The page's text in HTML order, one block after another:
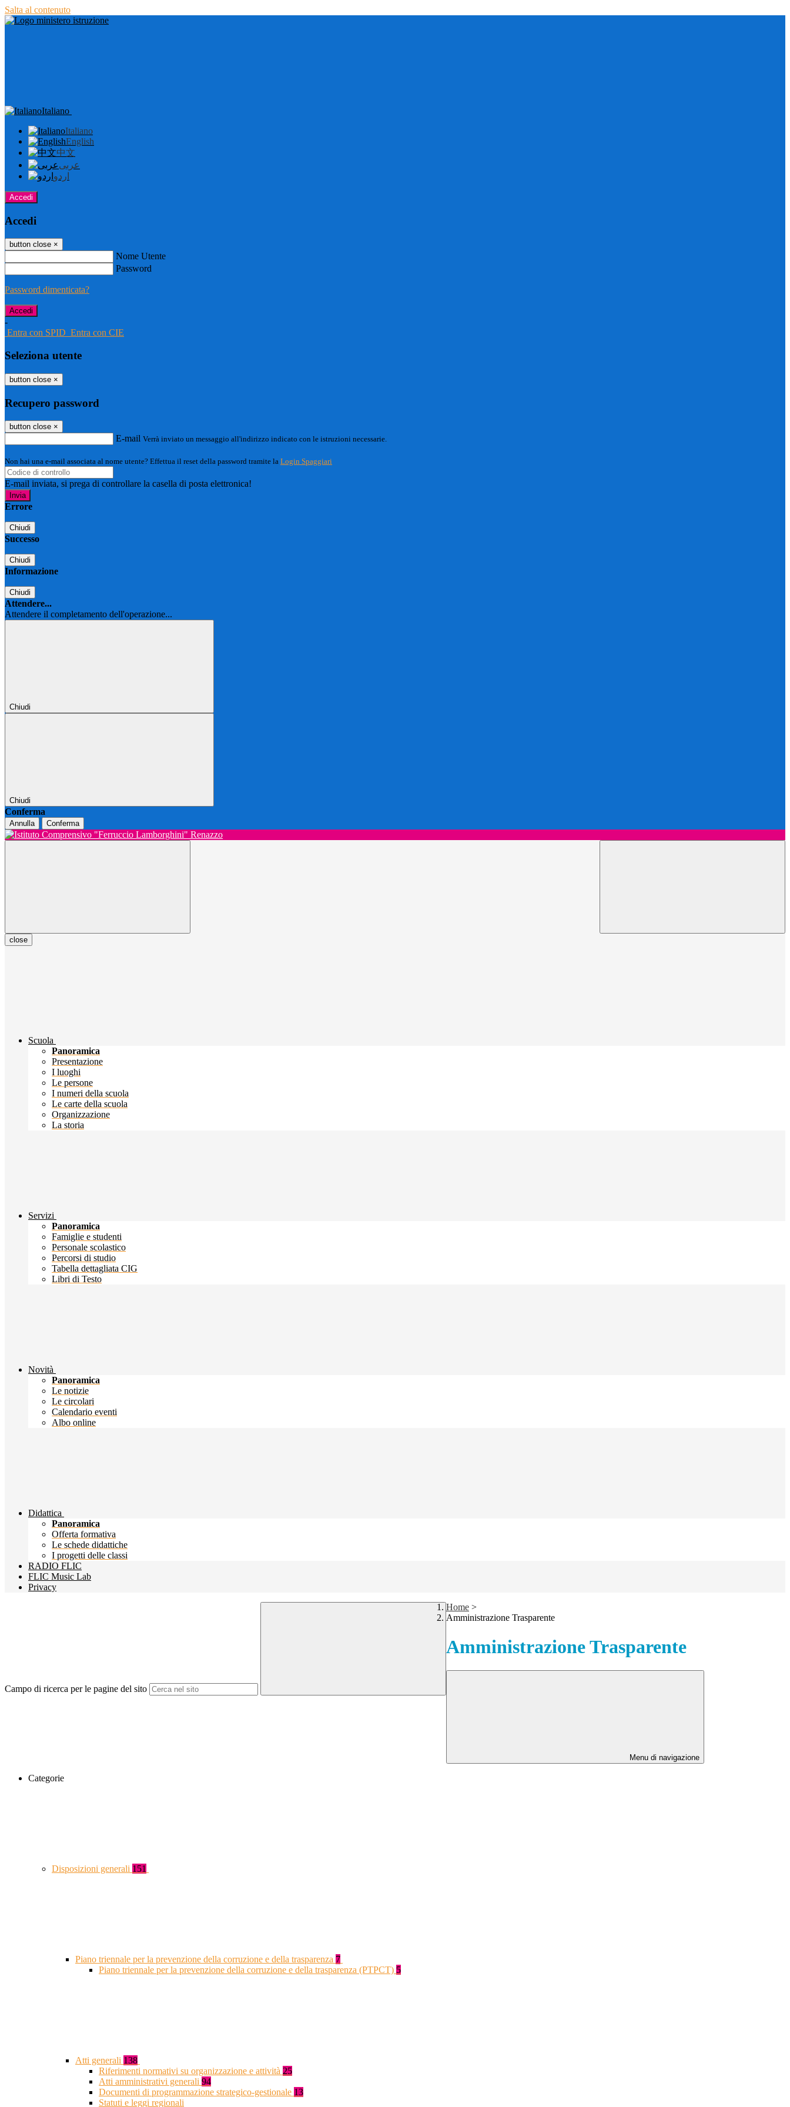
Salta al contenuto
Italiano
Italiano
English
中文
عربى
اردو
Accedi
Accedi
button close ×
Nome Utente
Password
Password dimenticata?
-
Entra con SPID Entra con CIE
Seleziona utente
button close ×
Recupero password
button close ×
E-mail Verrà inviato un messaggio all'indirizzo indicato con le istruzioni necessarie.
Non hai una e-mail associata al nome utente? Effettua il reset della password tramite la Login Spaggiari
E-mail inviata, si prega di controllare la casella di posta elettronica!
Errore
Chiudi
Successo
Chiudi
Informazione
Chiudi
Attendere...
Attendere il completamento dell'operazione...
Chiudi
Chiudi
Conferma
Annulla Conferma
close
Scuola
Panoramica
Presentazione
I luoghi
Le persone
I numeri della scuola
Le carte della scuola
Organizzazione
La storia
Servizi
Panoramica
Famiglie e studenti
Personale scolastico
Percorsi di studio
Tabella dettagliata CIG
Libri di Testo
Novità
Panoramica
Le notizie
Le circolari
Calendario eventi
Albo online
Didattica
Panoramica
Offerta formativa
Le schede didattiche
I progetti delle classi
RADIO FLIC
FLIC Music Lab
Privacy
Campo di ricerca per le pagine del sito
Home >
Amministrazione Trasparente
Amministrazione Trasparente
Menu di navigazione
Categorie
Disposizioni generali 151
Piano triennale per la prevenzione della corruzione e della trasparenza 7
Piano triennale per la prevenzione della corruzione e della trasparenza (PTPCT) 5
Atti generali 138
Riferimenti normativi su organizzazione e attività 25
Atti amministrativi generali 94
Documenti di programmazione strategico-gestionale 13
Statuti e leggi regionali